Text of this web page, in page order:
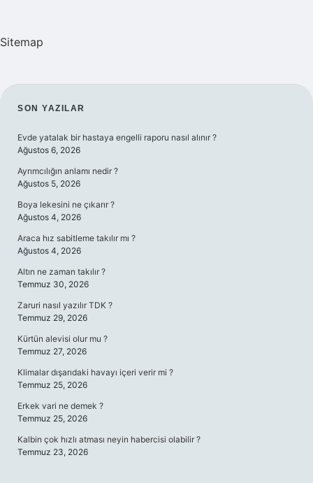
Sitemap
SIDEBAR
SON YAZILAR
Evde yatalak bir hastaya engelli raporu nasıl alınır ?
Ağustos 6, 2026
Ayrımcılığın anlamı nedir ?
Ağustos 5, 2026
Boya lekesini ne çıkarır ?
Ağustos 4, 2026
Araca hız sabitleme takılır mı ?
Ağustos 4, 2026
Altın ne zaman takılır ?
Temmuz 30, 2026
Zaruri nasıl yazılır TDK ?
Temmuz 29, 2026
Kürtün alevisi olur mu ?
Temmuz 27, 2026
Klimalar dışarıdaki havayı içeri verir mi ?
Temmuz 25, 2026
Erkek vari ne demek ?
Temmuz 25, 2026
Kalbin çok hızlı atması neyin habercisi olabilir ?
Temmuz 23, 2026